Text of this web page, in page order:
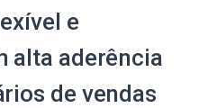
e
alta aderência
de vendas